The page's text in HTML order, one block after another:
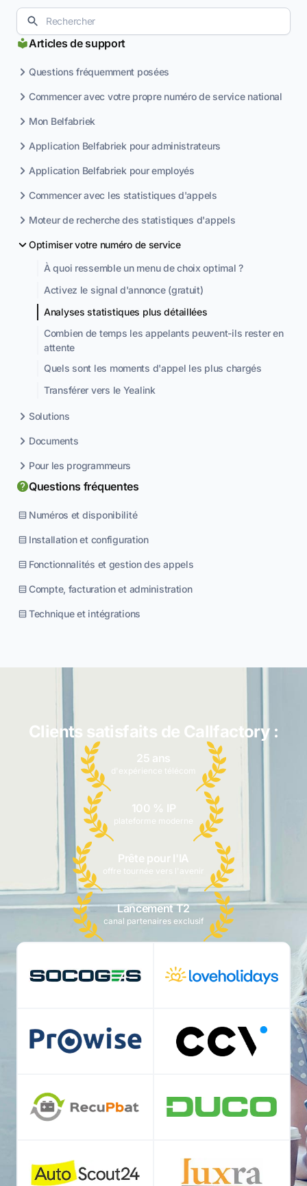
Articles de support
Questions fréquemment posées
Commencer avec votre propre numéro de service national
Mon Belfabriek
Application Belfabriek pour administrateurs
Application Belfabriek pour employés
Commencer avec les statistiques d'appels
Moteur de recherche des statistiques d'appels
Optimiser votre numéro de service
À quoi ressemble un menu de choix optimal ?
Activez le signal d'annonce (gratuit)
Analyses statistiques plus détaillées
Combien de temps les appelants peuvent-ils rester en
attente
Quels sont les moments d'appel les plus chargés
Transférer vers le Yealink
Solutions
Documents
Pour les programmeurs
Questions fréquentes
Numéros et disponibilité
Installation et configuration
Fonctionnalités et gestion des appels
Compte, facturation et administration
Technique et intégrations
Clients satisfaits de Callfactory :
25 ans
d'expérience télécom
100 % IP
plateforme moderne
Prête pour l'IA
offre tournée vers l'avenir
Lancement T2
canal partenaires exclusif